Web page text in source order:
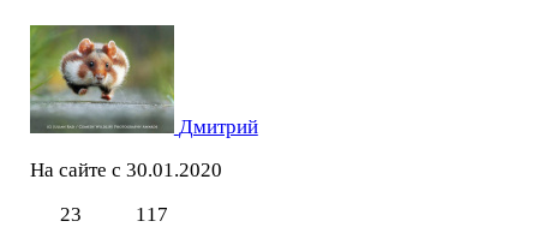
Дмитрий
На сайте с 30.01.2020
23
117